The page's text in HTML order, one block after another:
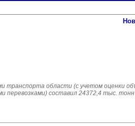
транспорта области (с учетом оценки
составил 24372,4 тыс. тонн